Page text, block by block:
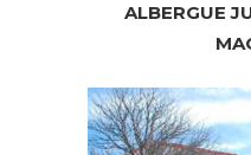
ALBERGUE